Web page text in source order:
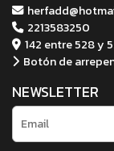
2213583250
142 entre 528 y
Botón de
NEWSLETTER